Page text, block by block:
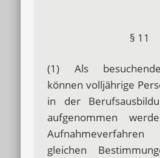
§ 11
(1) Als
können volljährige
in der
aufgenommen
gleichen